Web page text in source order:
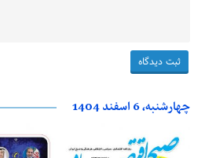
چهارشنبه، 6 اسفند 1404